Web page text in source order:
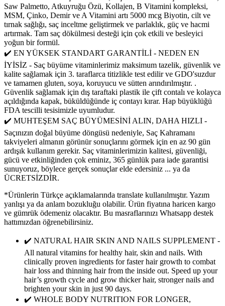
Saw Palmetto, Atkuyruğu Özü, Kollajen, B Vitamini kompleksi,
MSM, Çinko, Demir ve A Vitamini artı 5000 mcg Biyotin, cilt ve
tırnak sağlığı, saç inceltme geliştirmek ve parlaklık, güç ve hacmi
artırmak. Tam saç dökülmesi desteği için çok etkili ve besleyici
yoğun bir formül.
✔️ EN YÜKSEK STANDART GARANTİLİ - NEDEN EN
İYİSİZ - Saç büyüme vitaminlerimiz maksimum tazelik, güvenlik ve
kalite sağlamak için 3. taraflarca titizlikle test edilir ve GDO'suzdur
ve tamamen gluten, soya, koruyucu ve sütten arındırılmıştır. .
Güvenlik sağlamak için dış taraftaki plastik ile çift contalı ve kolayca
açıldığında kapak, büküldüğünde iç contayı kırar. Hap büyüklüğü
FDA tescilli tesisimizle uyumludur.
✔️ MUHTEŞEM SAÇ BÜYÜMESİNİ ALIN, DAHA HIZLI -
Saçınızın doğal büyüme döngüsü nedeniyle, Saç Kahramanı
takviyeleri almanın görünür sonuçlarını görmek için en az 90 gün
ardışık kullanım gerekir. Saç vitaminlerimizin kalitesi, güvenliği,
gücü ve etkinliğinden çok eminiz, 365 günlük para iade garantisi
sunuyoruz, böylece gerçek sonuçlar elde edersiniz ... ya da
ÜCRETSİZDİR.
*Ürünlerin Türkçe açıklamalarında translate kullanılmıştır. Yazım
yanlışı ya da anlam bozukluğu olabilir. Ürün fiyatına haricen kargo
ve gümrük ödemeniz olacaktır. Bu masraflarınızı Whatsapp destek
hattımızdan öğrenebilirsiniz.
✔️ NATURAL HAIR SKIN AND NAILS SUPPLEMENT -
All natural vitamins for healthy hair, skin and nails. With
clinically proven ingredients for faster hair growth to combat
hair loss and thinning hair from the inside out. Speed up your
hair’s growth cycle and grow thicker hair, stronger nails and
brighten your skin in just 90 days.
✔️ WHOLE BODY NUTRITION FOR LONGER,